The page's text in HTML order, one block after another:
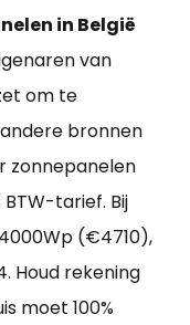
in België
van
om te
bronnen
zonnepanelen
tarief. Bij
(€4710),
Houd rekening
moet 100%